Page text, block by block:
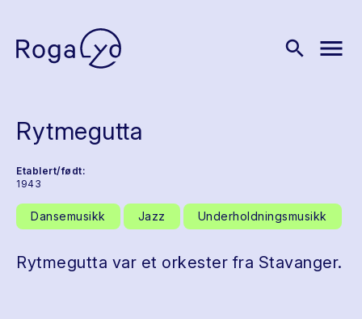
search menu
Rytmegutta
Etablert/født:
1943
Dansemusikk Jazz Underholdningsmusikk
Rytmegutta var et orkester fra Stavanger.